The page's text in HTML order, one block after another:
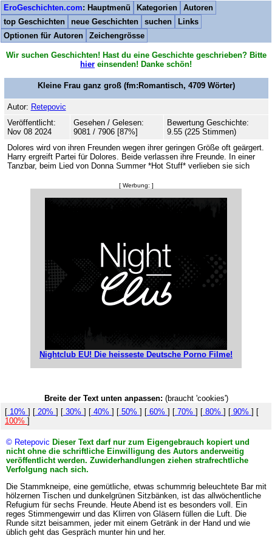
EroGeschichten.com: Hauptmenü Kategorien
Autoren
top Geschichten
neue Geschichten suchen
Links
Optionen für Autoren
Zeichengrösse
Wir suchen Geschichten! Hast du eine Geschichte geschrieben? Bitte
hier einsenden! Danke schön!
Kleine Frau ganz groß(fm:Romantisch, 4709Wörter)
Autor: Retepovic
Veröffentlicht:
Nov 08 2024
Gesehen / Gelesen:
9081 / 7906 [87%]
Bewertung Geschichte:
9.55 (225 Stimmen)
Dolores wird von ihren Freunden wegen ihrer geringen Größe oft geärgert.
Harry ergreift Partei für Dolores. Beide verlassen ihre Freunde. In einer
Tanzbar, beim Lied von Donna Summer *Hot Stuff* verlieben sie sich
[ Werbung: ]
Nightclub EU! Die heisseste Deutsche Porno Filme!
Breite der Text unten anpassen: (braucht 'cookies')
[ 10% ] [ 20% ] [ 30% ] [ 40% ] [ 50% ] [ 60% ] [ 70% ] [ 80% ] [ 90% ] [
100% ]
© Retepovic Dieser Text darf nur zum Eigengebrauch kopiert und
nicht ohne die schriftliche Einwilligung des Autors anderweitig
veröffentlicht werden. Zuwiderhandlungen ziehen strafrechtliche
Verfolgung nach sich.
Die Stammkneipe, eine gemütliche, etwas schummrig beleuchtete Bar mit
hölzernen Tischen und dunkelgrünen Sitzbänken, ist das allwöchentliche
Refugium für sechs Freunde. Heute Abend ist es besonders voll. Ein
reges Stimmengewirr und das Klirren von Gläsern füllen die Luft. Die
Runde sitzt beisammen, jeder mit einem Getränk in der Hand und wie
üblich geht das Gespräch munter hin und her.